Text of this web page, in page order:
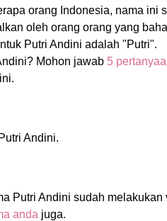
orang Indonesia, nama ini
oleh orang orang yang
Putri Andini adalah "Putri".
Mohon jawab 5
Andini.
Putri Andini sudah melakukan
anda juga.